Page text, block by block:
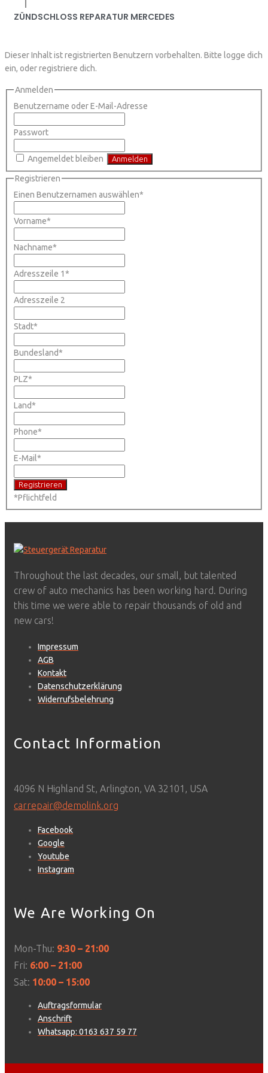
ZÜNDSCHLOSS REPARATUR MERCEDES
Dieser Inhalt ist registrierten Benutzern vorbehalten. Bitte logge dich
ein, oder registriere dich.
Anmelden
Benutzername oder E-Mail-Adresse
Passwort
Angemeldet bleiben
Registrieren
Einen Benutzernamen auswählen*
Vorname*
Nachname*
Adresszeile 1*
Adresszeile 2
Stadt*
Bundesland*
PLZ*
Land*
Phone*
E-Mail*
*Pflichtfeld
Throughout the last decades, our small, but talented
crew of auto mechanics has been working hard. During
this time we were able to repair thousands of old and
new cars!
Impressum
AGB
Kontakt
Datenschutzerklärung
Widerrufsbelehrung
Contact Information
4096 N Highland St, Arlington, VA 32101, USA
carrepair@demolink.org
Facebook
Google
Youtube
Instagram
We Are Working On
Mon-Thu: 9:30 – 21:00
Fri: 6:00 – 21:00
Sat: 10:00 – 15:00
Auftragsformular
Anschrift
Whatsapp: 0163 637 59 77